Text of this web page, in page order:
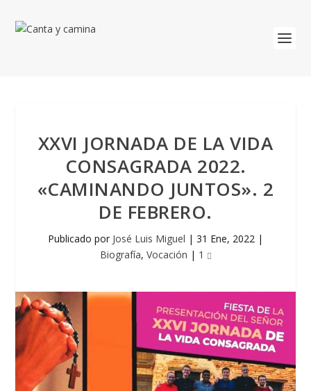
XXVI JORNADA DE LA VIDA
CONSAGRADA 2022.
«CAMINANDO JUNTOS». 2
DE FEBRERO.
Publicado por José Luis Miguel | 31 Ene, 2022 |
Biografía, Vocación | 1